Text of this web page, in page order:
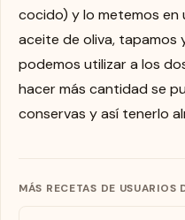
cocido) y lo metemos en
aceite de oliva, tapamos
podemos utilizar a los
hacer más cantidad se
conservas y así tenerlo
MÁS RECETAS DE USUARIOS